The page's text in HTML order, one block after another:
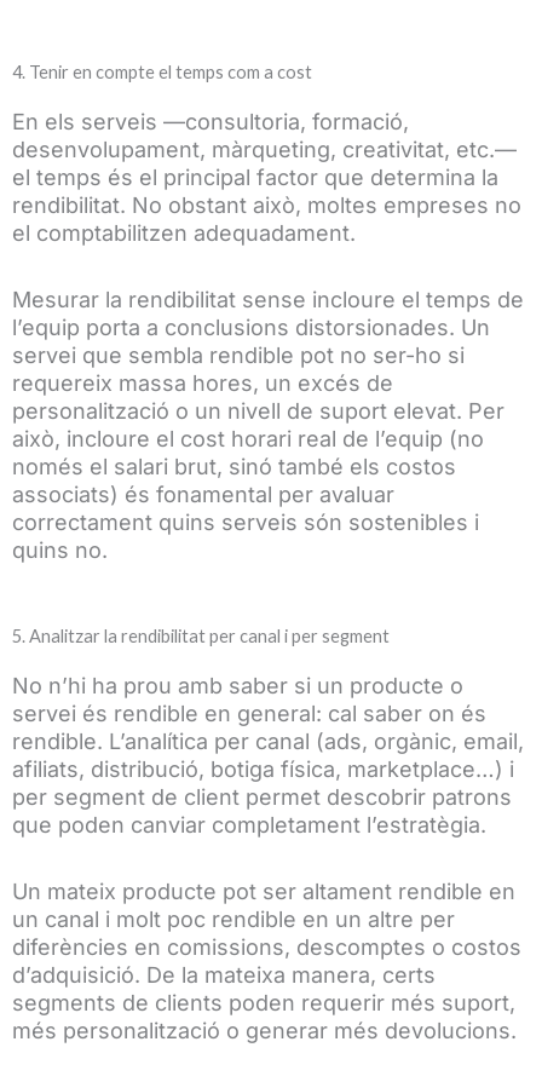
4. Tenir en compte el temps com a cost
En els serveis —consultoria, formació,
desenvolupament, màrqueting, creativitat, etc.—
el temps és el principal factor que determina la
rendibilitat. No obstant això, moltes empreses no
el comptabilitzen adequadament.
Mesurar la rendibilitat sense incloure el temps de
l’equip porta a conclusions distorsionades. Un
servei que sembla rendible pot no ser-ho si
requereix massa hores, un excés de
personalització o un nivell de suport elevat. Per
això, incloure el cost horari real de l’equip (no
només el salari brut, sinó també els costos
associats) és fonamental per avaluar
correctament quins serveis són sostenibles i
quins no.
5. Analitzar la rendibilitat per canal i per segment
No n’hi ha prou amb saber si un producte o
servei és rendible en general: cal saber on és
rendible. L’analítica per canal (ads, orgànic, email,
afiliats, distribució, botiga física, marketplace…) i
per segment de client permet descobrir patrons
que poden canviar completament l’estratègia.
Un mateix producte pot ser altament rendible en
un canal i molt poc rendible en un altre per
diferències en comissions, descomptes o costos
d’adquisició. De la mateixa manera, certs
segments de clients poden requerir més suport,
més personalització o generar més devolucions.